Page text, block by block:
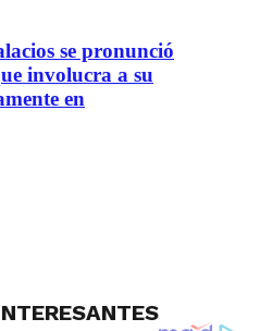
se pronunció
involucra a su
en